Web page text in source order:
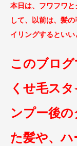
本日は、フワフワ
して、以前は、髪
イリングするとい
このブロ
くせ毛ス
ンプー後
た髪や、